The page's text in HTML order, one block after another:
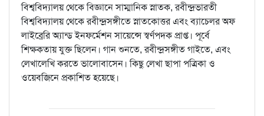
বিশ্ববিদ্যালয় থেকে বিজ্ঞানে সাম্মানিক স্নাতক, রবীন্দ্রভারতী
বিশ্ববিদ্যালয় থেকে রবীন্দ্রসঙ্গীতে স্নাতকোত্তর এবং ব্যাচেলর অফ
লাইব্রেরি অ্যান্ড ইনফর্মেশন সায়েন্সে স্বর্ণপদক প্রাপ্ত। পূর্বে
শিক্ষকতায় যুক্ত ছিলেন। গান শুনতে, রবীন্দ্রসঙ্গীত গাইতে, এবং
লেখালেখি করতে ভালোবাসেন। কিছু লেখা ছাপা পত্রিকা ও
ওয়েবজিনে প্রকাশিত হয়েছে।